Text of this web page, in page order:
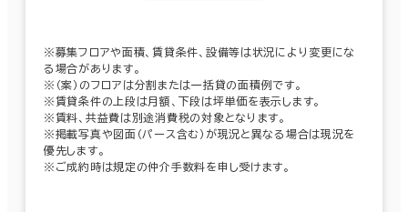
※募集フロアや面積、賃貸条件、設備等は状況により変更にな
る場合があります。
※（案）のフロアは分割または一括貸の面積例です。
※賃貸条件の上段は月額、下段は坪単価を表示します。
※賃料、共益費は別途消費税の対象となります。
※掲載写真や図面（パース含む）が現況と異なる場合は現況を
優先します。
※ご成約時は規定の仲介手数料を申し受けます。